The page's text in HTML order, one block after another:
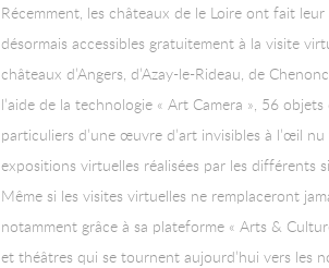
Récemment, les châteaux de le Loire ont fait
désormais accessibles gratuitement à la visite
châteaux d’Angers, d’Azay-le-Rideau, de
l’aide de la technologie « Art Camera », 56
particuliers d’une œuvre d’art invisibles à l’œil
expositions virtuelles réalisées par les différents
Même si les visites virtuelles ne remplaceront
notamment grâce à sa plateforme « Arts &
et théâtres qui se tournent aujourd’hui vers les